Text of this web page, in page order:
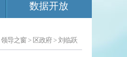
数据开放
领导之窗 > 区政府 > 刘临跃